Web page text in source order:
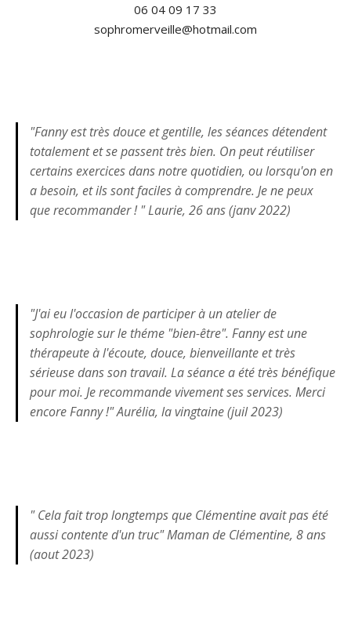
06 04 09 17 33
sophromerveille@hotmail.com
"Fanny est très douce et gentille, les séances détendent
totalement et se passent très bien. On peut réutiliser
certains exercices dans notre quotidien, ou lorsqu'on en
a besoin, et ils sont faciles à comprendre. Je ne peux
que recommander ! " Laurie, 26 ans (janv 2022)
"J'ai eu l'occasion de participer à un atelier de
sophrologie sur le théme "bien-être". Fanny est une
thérapeute à l'écoute, douce, bienveillante et très
sérieuse dans son travail. La séance a été très bénéfique
pour moi. Je recommande vivement ses services. Merci
encore Fanny !" Aurélia, la vingtaine (juil 2023)
" Cela fait trop longtemps que Clémentine avait pas été
aussi contente d'un truc" Maman de Clémentine, 8 ans
(aout 2023)